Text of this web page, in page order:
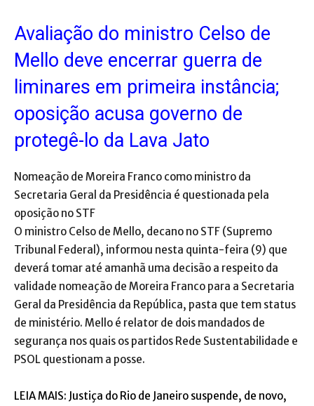
Avaliação do ministro Celso de
Mello deve encerrar guerra de
liminares em primeira instância;
oposição acusa governo de
protegê-lo da Lava Jato
Nomeação de Moreira Franco como ministro da
Secretaria Geral da Presidência é questionada pela
oposição no STF
O ministro Celso de Mello, decano no STF (Supremo
Tribunal Federal), informou nesta quinta-feira (9) que
deverá tomar até amanhã uma decisão a respeito da
validade nomeação de Moreira Franco para a Secretaria
Geral da Presidência da República, pasta que tem status
de ministério. Mello é relator de dois mandados de
segurança nos quais os partidos Rede Sustentabilidade e
PSOL questionam a posse.
LEIA MAIS: Justiça do Rio de Janeiro suspende, de novo,